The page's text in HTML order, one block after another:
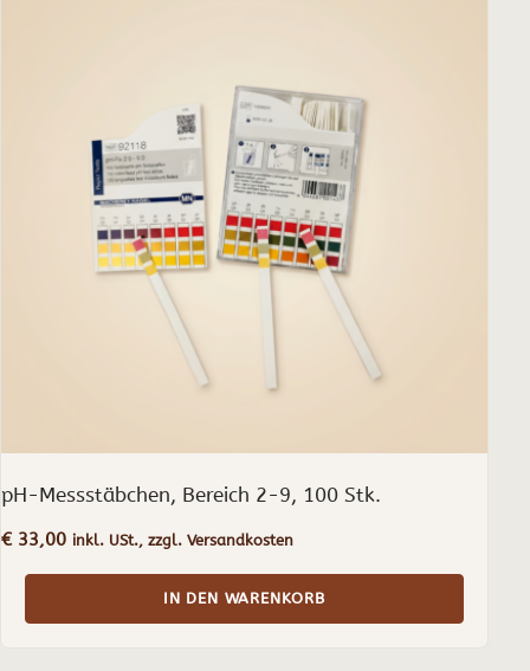
pH-Messstäbchen, Bereich 2-9, 100 Stk.
€33,00 inkl. USt., zzgl. Versandkosten
IN DEN WARENKORB